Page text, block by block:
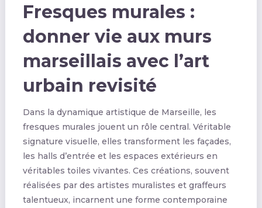
Fresques murales :
donner vie aux murs
marseillais avec l’art
urbain revisité
Dans la dynamique artistique de Marseille, les
fresques murales jouent un rôle central. Véritable
signature visuelle, elles transforment les façades,
les halls d’entrée et les espaces extérieurs en
véritables toiles vivantes. Ces créations, souvent
réalisées par des artistes muralistes et graffeurs
talentueux, incarnent une forme contemporaine